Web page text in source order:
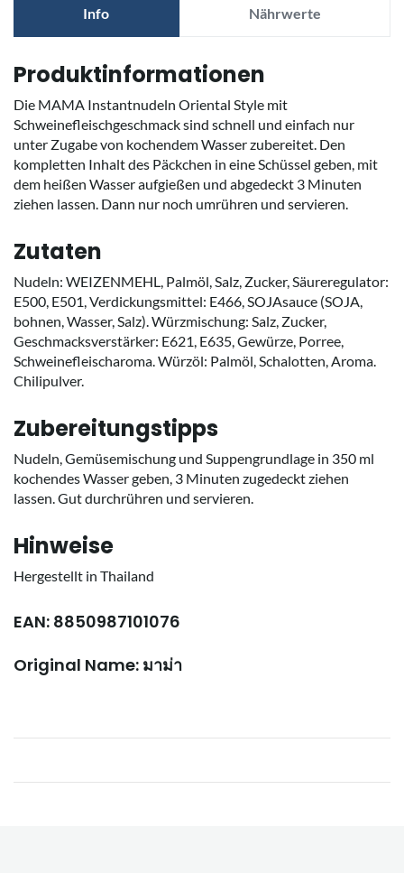
Info Nährwerte
Produktinformationen
Die MAMA Instantnudeln Oriental Style mit
Schweinefleischgeschmack sind schnell und einfach nur
unter Zugabe von kochendem Wasser zubereitet. Den
kompletten Inhalt des Päckchen in eine Schüssel geben, mit
dem heißen Wasser aufgießen und abgedeckt 3 Minuten
ziehen lassen. Dann nur noch umrühren und servieren.
Zutaten
Nudeln: WEIZENMEHL, Palmöl, Salz, Zucker, Säureregulator:
E500, E501, Verdickungsmittel: E466, SOJAsauce (SOJA,
bohnen, Wasser, Salz). Würzmischung: Salz, Zucker,
Geschmacksverstärker: E621, E635, Gewürze, Porree,
Schweinefleischaroma. Würzöl: Palmöl, Schalotten, Aroma.
Chilipulver.
Zubereitungstipps
Nudeln, Gemüsemischung und Suppengrundlage in 350 ml
kochendes Wasser geben, 3 Minuten zugedeckt ziehen
lassen. Gut durchrühren und servieren.
Hinweise
Hergestellt in Thailand
EAN: 8850987101076
Original Name: มาม่า